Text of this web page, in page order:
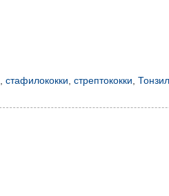
,стафилококки ,стрептококки ,